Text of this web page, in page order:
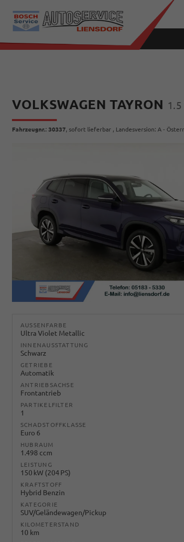
VOLKSWAGEN TAYRON
Fahrzeugnr.: 30337, sofort lieferbar , Landesversion: A -
AUSSENFARBE
Ultra Violet Metallic
INNENAUSSTATTUNG
Schwarz
GETRIEBE
Automatik
ANTRIEBSACHSE
Frontantrieb
PARTIKELFILTER
1
SCHADSTOFFKLASSE
Euro 6
HUBRAUM
1.498 ccm
LEISTUNG
150 kW (204 PS)
KRAFTSTOFF
Hybrid Benzin
KATEGORIE
SUV/Geländewagen/Pickup
KILOMETERSTAND
10 km